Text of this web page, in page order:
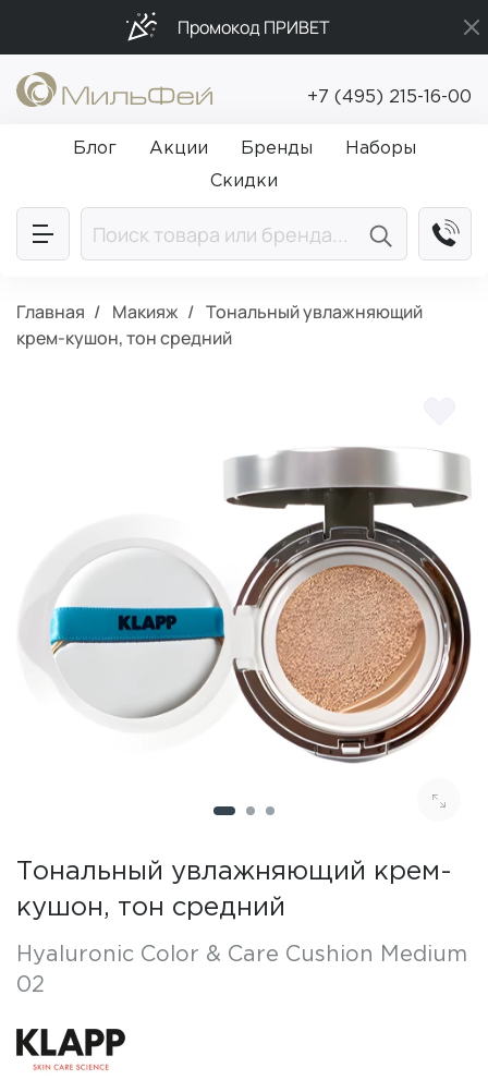
Промокод ПРИВЕТ
Подарки в каждый заказ от 5 000₽
Бесплатная доставка от 5 000₽
+7 (495) 215-16-00
Блог Акции Бренды
Наборы
Скидки
Главная Макияж
Тональный увлажняющий
крем-кушон, тон средний
Тональный увлажняющий крем-
кушон, тон средний
Hyaluronic Color & Care Cushion Medium
02